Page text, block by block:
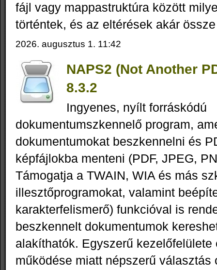
fájl vagy mappastruktúra között
történtek, és az eltérések akár
2026. augusztus 1. 11:42
NAPS2 (Not Another
8.3.2
Ingyenes, nyílt forráskódú
dokumentumszkennelő program,
dokumentumokat beszkennelni és
képfájlokba menteni (PDF, JPEG,
Támogatja a TWAIN, WIA és más
illesztőprogramokat, valamint
karakterfelismerő) funkcióval is
beszkennelt dokumentumok
alakíthatók. Egyszerű kezelőfelülete
működése miatt népszerű választás